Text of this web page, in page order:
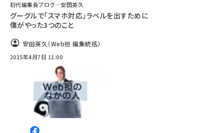
初代編集長ブログ―安田英久
グーグルで「スマホ対応」ラベルを出すために
僕がやった3つのこと
安田英久（Web担 編集統括）
2015年4月7日 11:00